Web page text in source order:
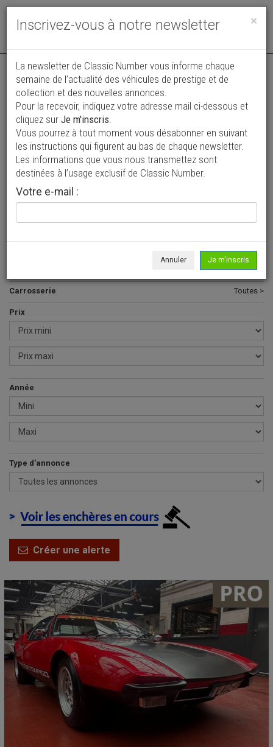
Toggle
Vos annonces vues par
plus de 4 millions de collectionneurs
Ajouter une annonce
> Rechercher un véhicule
Tous >
Carrosserie Toutes >
Prix
Année
Type d'annonce
Créer une alerte
×
Inscrivez-vous à notre newsletter
La newsletter de Classic Number vous informe chaque
semaine de l’actualité des véhicules de prestige et de
collection et des nouvelles annonces.
Pour la recevoir, indiquez votre adresse mail ci-dessous et
cliquez sur Je m'inscris.
Vous pourrez à tout moment vous désabonner en suivant
les instructions qui figurent au bas de chaque newsletter.
Les informations que vous nous transmettez sont
destinées à l’usage exclusif de Classic Number.
Votre e-mail :
Annuler Je m'inscris